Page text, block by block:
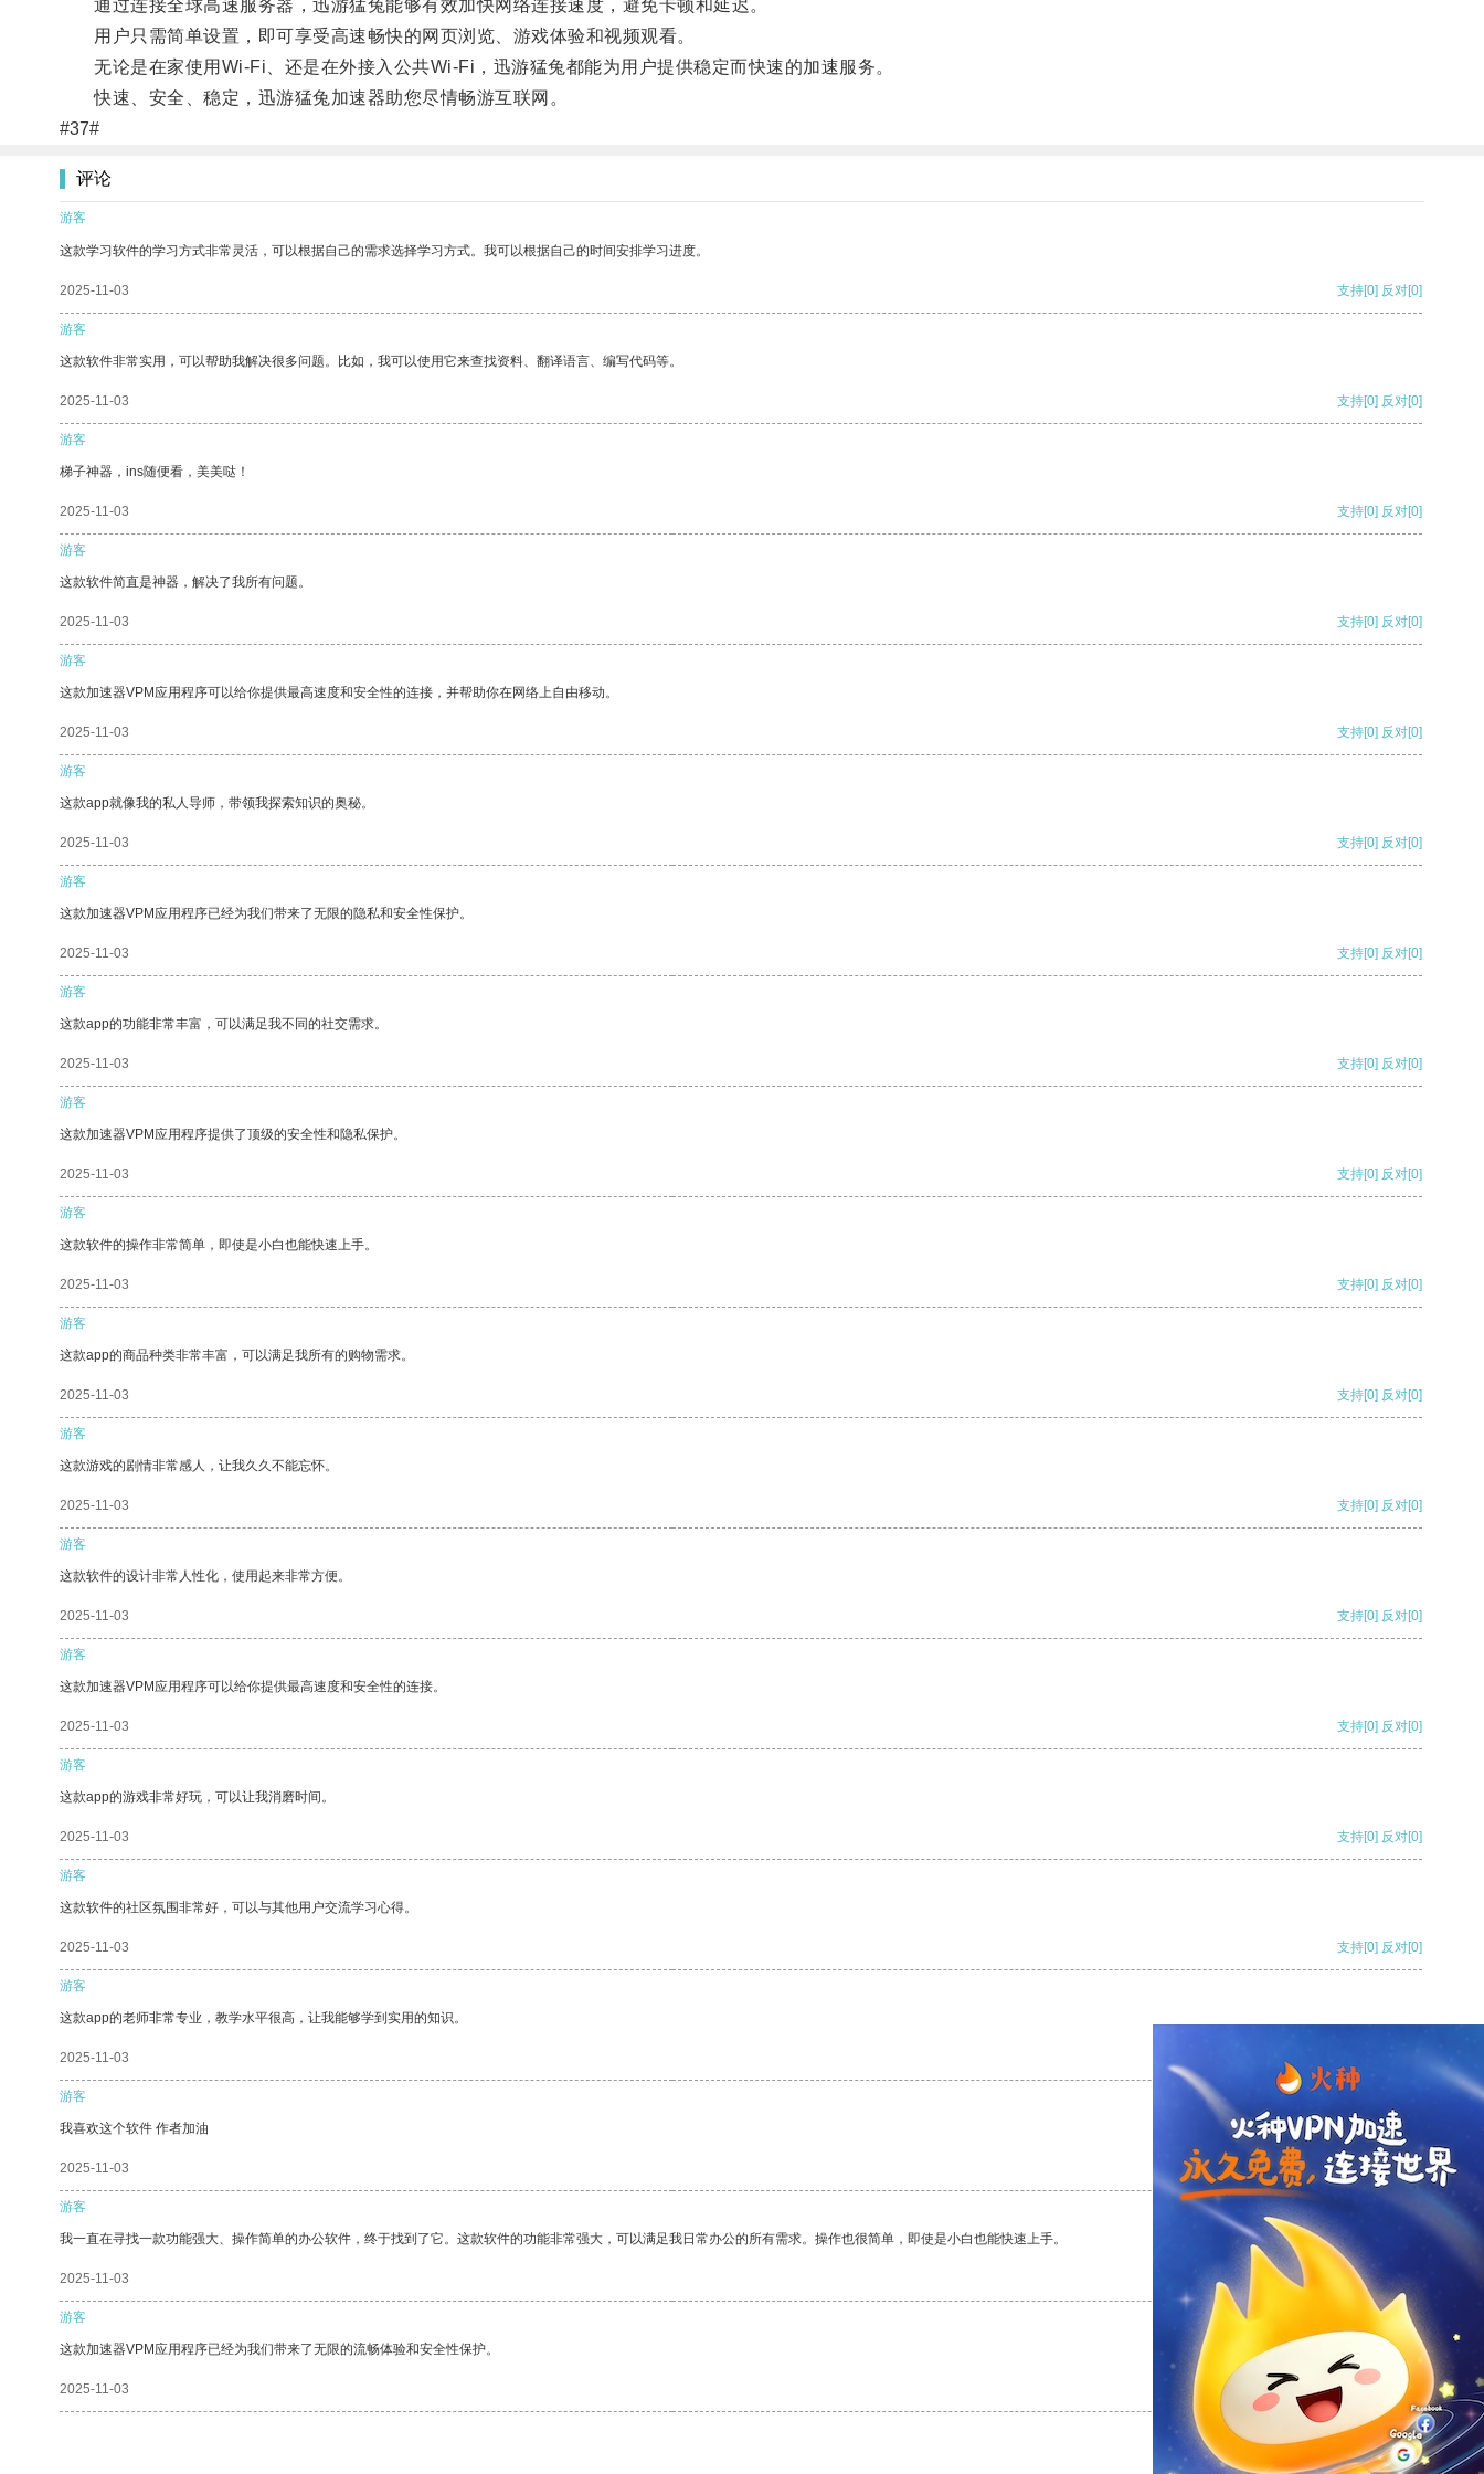
通过连接全球高速服务器，迅游猛兔能够有效加快网络连接速度，避免卡顿和延迟。
用户只需简单设置，即可享受高速畅快的网页浏览、游戏体验和视频观看。
无论是在家使用Wi-Fi、还是在外接入公共Wi-Fi，迅游猛兔都能为用户提供稳定而快速的加速服务。
快速、安全、稳定，迅游猛兔加速器助您尽情畅游互联网。
#37#
评论
游客
这款学习软件的学习方式非常灵活，可以根据自己的需求选择学习方式。我可以根据自己的时间安排学习进度。
2025-11-03 支持[0] 反对[0]
游客
这款软件非常实用，可以帮助我解决很多问题。比如，我可以使用它来查找资料、翻译语言、编写代码等。
2025-11-03 支持[0] 反对[0]
游客
梯子神器，ins随便看，美美哒！
2025-11-03 支持[0] 反对[0]
游客
这款软件简直是神器，解决了我所有问题。
2025-11-03 支持[0] 反对[0]
游客
这款加速器VPM应用程序可以给你提供最高速度和安全性的连接，并帮助你在网络上自由移动。
2025-11-03 支持[0] 反对[0]
游客
这款app就像我的私人导师，带领我探索知识的奥秘。
2025-11-03 支持[0] 反对[0]
游客
这款加速器VPM应用程序已经为我们带来了无限的隐私和安全性保护。
2025-11-03 支持[0] 反对[0]
游客
这款app的功能非常丰富，可以满足我不同的社交需求。
2025-11-03 支持[0] 反对[0]
游客
这款加速器VPM应用程序提供了顶级的安全性和隐私保护。
2025-11-03 支持[0] 反对[0]
游客
这款软件的操作非常简单，即使是小白也能快速上手。
2025-11-03 支持[0] 反对[0]
游客
这款app的商品种类非常丰富，可以满足我所有的购物需求。
2025-11-03 支持[0] 反对[0]
游客
这款游戏的剧情非常感人，让我久久不能忘怀。
2025-11-03 支持[0] 反对[0]
游客
这款软件的设计非常人性化，使用起来非常方便。
2025-11-03 支持[0] 反对[0]
游客
这款加速器VPM应用程序可以给你提供最高速度和安全性的连接。
2025-11-03 支持[0] 反对[0]
游客
这款app的游戏非常好玩，可以让我消磨时间。
2025-11-03 支持[0] 反对[0]
游客
这款软件的社区氛围非常好，可以与其他用户交流学习心得。
2025-11-03 支持[0] 反对[0]
游客
这款app的老师非常专业，教学水平很高，让我能够学到实用的知识。
2025-11-03
游客
我喜欢这个软件 作者加油
2025-11-03 支持 [0] 反对[0]
游客
我一直在寻找一款功能强大、操作简单的办公软件，终于找到了它。这款软件的功能非常强大，可以满足我日常办公的所有需求。操作也很简单，即使是小白也能快速上手。
2025-11-03 支持[0] 反对
游客
这款加速器VPM应用程序已经为我们带来了无限的流畅体验和安全性保护。
2025-11-03 支持[0] 反对[0]